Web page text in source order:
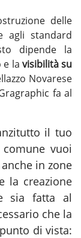
delle
agli standard
dipende la
e la visibilità su
Novarese
fa al
il tuo
vuoi
in zone
la creazione
sia fatta al
che la
di vista: